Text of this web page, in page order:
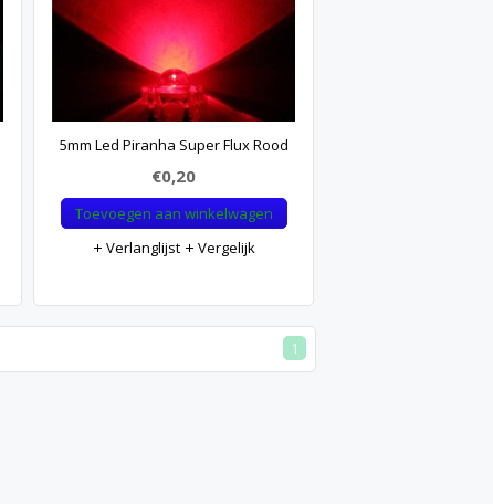
5mm Led Piranha Super Flux Rood
€0,20
Toevoegen aan winkelwagen
Verlanglijst
Vergelijk
1